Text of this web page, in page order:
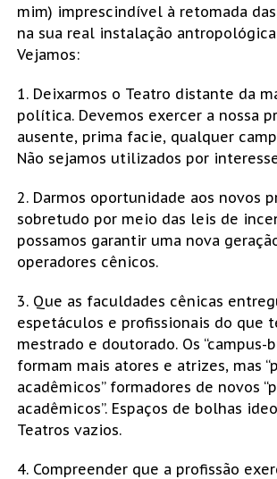
mim) imprescindível à retomada das
na sua real instalação
Vejamos:
1. Deixarmos o Teatro distante da
política. Devemos exercer a nossa
ausente, prima facie, qualquer
Não sejamos utilizados por
2. Darmos oportunidade aos novos
sobretudo por meio das leis de
possamos garantir uma nova
operadores cênicos.
3. Que as faculdades cênicas
espetáculos e profissionais do que
mestrado e doutorado. Os “campus-
formam mais atores e atrizes, mas
acadêmicos” formadores de novos
acadêmicos”. Espaços de bolhas
Teatros vazios.
4. Compreender que a profissão